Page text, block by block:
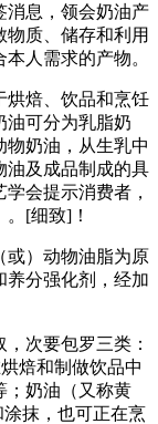
消息，领会奶油产
质、储存和利用
人需求的产物。
焙、饮品和烹饪
油可分为乳脂奶
物奶油，从生乳中
油及成品制成的具
会提示消费者，
[细致]！
）动物油脂为原
养分强化剂，经加
次要包罗三类：
焙和制做饮品中
；奶油（又称黄
抹，也可正在烹